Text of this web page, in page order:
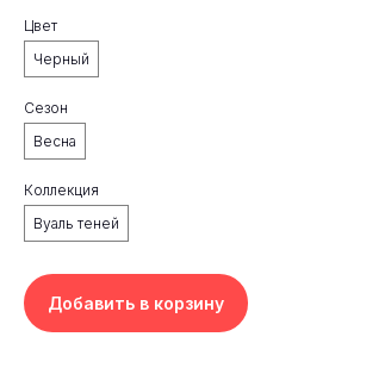
Цвет
Черный
Сезон
Весна
Коллекция
Вуаль теней
Добавить в корзину